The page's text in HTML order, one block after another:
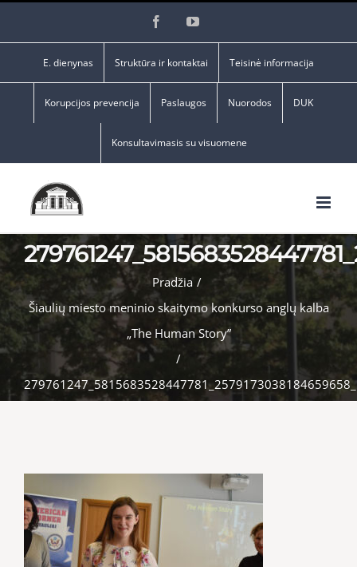
FacebookYouTube
E. dienynas Struktūra ir kontaktai Teisinė informacija
Korupcijos prevencija Paslaugos Nuorodos DUK
Konsultavimasis su visuomene
Pradžia /
Šiaulių miesto meninio skaitymo konkurso anglų kalba
„The Human Story”
/